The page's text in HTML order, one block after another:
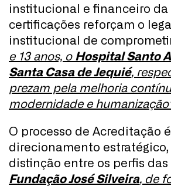
institucional e financeiro da
certificações reforçam o
institucional de
e 13 anos, o Hospital Santo
Santa Casa de Jequié,
prezam pela melhoria
modernidade e
O processo de Acreditação
direcionamento
distinção entre os perfis
Fundação José Silveira, de